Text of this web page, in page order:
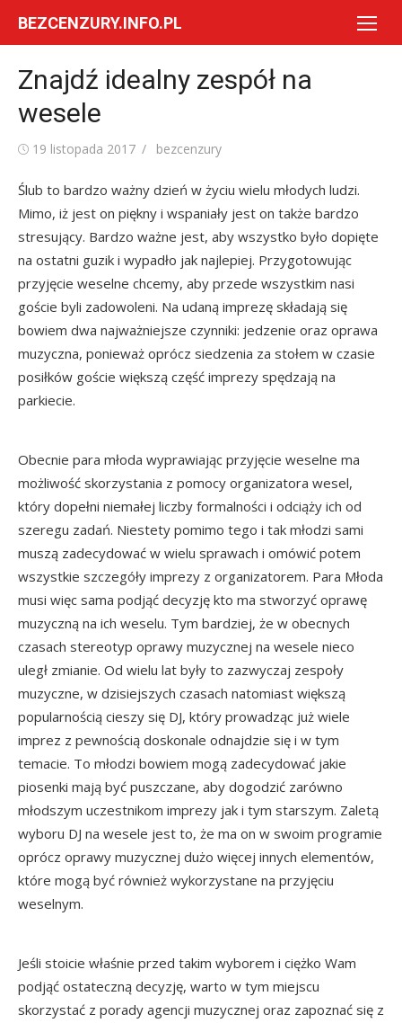
BEZCENZURY.INFO.PL
Znajdź idealny zespół na
wesele
Posted
19 listopada 2017 Author
bezcenzury
Ślub to bardzo ważny dzień w życiu wielu młodych ludzi.
Mimo, iż jest on piękny i wspaniały jest on także bardzo
stresujący. Bardzo ważne jest, aby wszystko było dopięte
na ostatni guzik i wypadło jak najlepiej. Przygotowując
przyjęcie weselne chcemy, aby przede wszystkim nasi
goście byli zadowoleni. Na udaną imprezę składają się
bowiem dwa najważniejsze czynniki: jedzenie oraz oprawa
muzyczna, ponieważ oprócz siedzenia za stołem w czasie
posiłków goście większą część imprezy spędzają na
parkiecie.
Obecnie para młoda wyprawiając przyjęcie weselne ma
możliwość skorzystania z pomocy organizatora wesel,
który dopełni niemałej liczby formalności i odciąży ich od
szeregu zadań. Niestety pomimo tego i tak młodzi sami
muszą zadecydować w wielu sprawach i omówić potem
wszystkie szczegóły imprezy z organizatorem. Para Młoda
musi więc sama podjąć decyzję kto ma stworzyć oprawę
muzyczną na ich weselu. Tym bardziej, że w obecnych
czasach stereotyp oprawy muzycznej na wesele nieco
uległ zmianie. Od wielu lat były to zazwyczaj zespoły
muzyczne, w dzisiejszych czasach natomiast większą
popularnością cieszy się DJ, który prowadząc już wiele
imprez z pewnością doskonale odnajdzie się i w tym
temacie. To młodzi bowiem mogą zadecydować jakie
piosenki mają być puszczane, aby dogodzić zarówno
młodszym uczestnikom imprezy jak i tym starszym. Zaletą
wyboru DJ na wesele jest to, że ma on w swoim programie
oprócz oprawy muzycznej dużo więcej innych elementów,
które mogą być również wykorzystane na przyjęciu
weselnym.
Jeśli stoicie właśnie przed takim wyborem i ciężko Wam
podjąć ostateczną decyzję, warto w tym miejscu
skorzystać z porady agencji muzycznej oraz zapoznać się z